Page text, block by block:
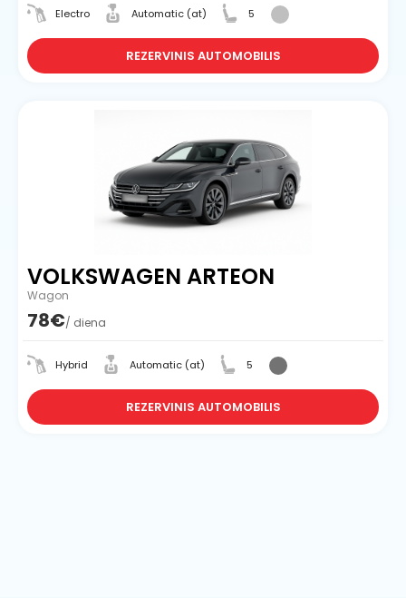
Electro Automatic (at) 5
REZERVINIS AUTOMOBILIS
VOLKSWAGEN ARTEON
Wagon
78€/ diena
Hybrid Automatic (at) 5
REZERVINIS AUTOMOBILIS